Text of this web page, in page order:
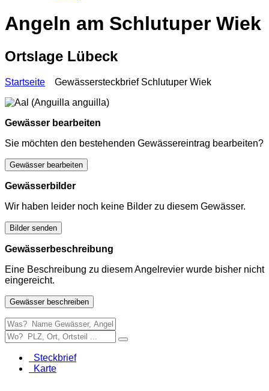
Angeln am Schlutuper Wiek
Ortslage Lübeck
Startseite Gewässersteckbrief Schlutuper Wiek
Gewässer bearbeiten
Sie möchten den bestehenden Gewässereintrag bearbeiten?
Gewässer bearbeiten
Gewässerbilder
Wir haben leider noch keine Bilder zu diesem Gewässer.
Bilder senden
Gewässerbeschreibung
Eine Beschreibung zu diesem Angelrevier wurde bisher nicht
eingereicht.
Gewässer beschreiben
Steckbrief
Karte